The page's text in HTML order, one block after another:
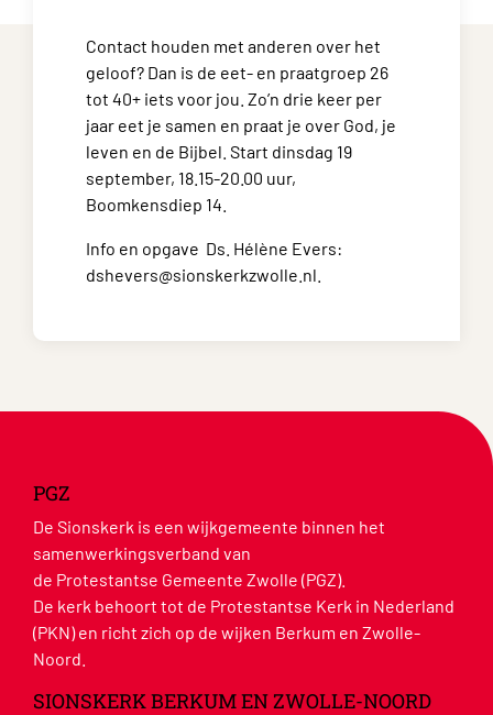
Contact houden met anderen over het
geloof? Dan is de eet- en praatgroep 26
tot 40+ iets voor jou. Zo’n drie keer per
jaar eet je samen en praat je over God, je
leven en de Bijbel. Start dinsdag 19
september, 18.15-20.00 uur,
Boomkensdiep 14.
Info en opgave Ds. Hélène Evers:
dshevers@sionskerkzwolle.nl.
PGZ
De Sionskerk is een wijkgemeente binnen het
samenwerkingsverband van
de Protestantse Gemeente Zwolle (PGZ).
De kerk behoort tot de Protestantse Kerk in Nederland
(PKN) en richt zich op de wijken Berkum en Zwolle-
Noord.
SIONSKERK BERKUM EN ZWOLLE-NOORD